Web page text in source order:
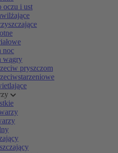
oczu i ust
noc
wągry
pryszczom